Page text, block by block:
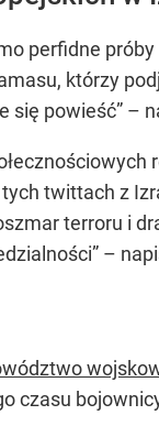
perfidne
którzy
powieść” –
twittach z
terroru i
–
czasu